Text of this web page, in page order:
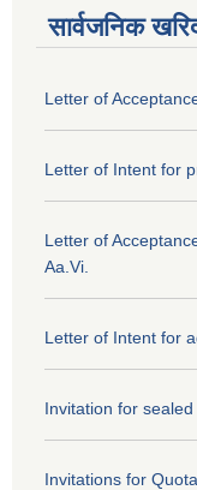
सार्वजनिक
Letter of
Letter of Intent for
Letter of
Aa.Vi.
Letter of Intent for
Invitation for sealed
Invitations for